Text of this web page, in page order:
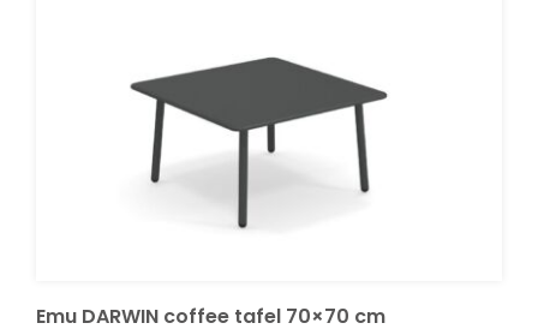
Emu DARWIN coffee tafel 70×70 cm